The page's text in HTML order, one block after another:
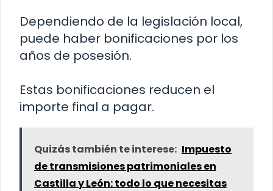
Dependiendo de la legislación local,
puede haber bonificaciones por los
años de posesión.
Estas bonificaciones reducen el
importe final a pagar.
Quizás también te interese: Impuesto
de transmisiones patrimoniales en
Castilla y León: todo lo que necesitas